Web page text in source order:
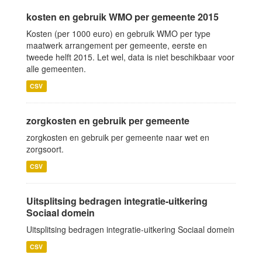
kosten en gebruik WMO per gemeente 2015
Kosten (per 1000 euro) en gebruik WMO per type
maatwerk arrangement per gemeente, eerste en
tweede helft 2015. Let wel, data is niet beschikbaar voor
alle gemeenten.
CSV
zorgkosten en gebruik per gemeente
zorgkosten en gebruik per gemeente naar wet en
zorgsoort.
CSV
Uitsplitsing bedragen integratie-uitkering
Sociaal domein
Uitsplitsing bedragen integratie-uitkering Sociaal domein
CSV